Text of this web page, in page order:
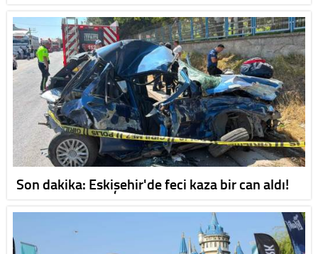
Son dakika: Eskişehir'de feci kaza bir can aldı!